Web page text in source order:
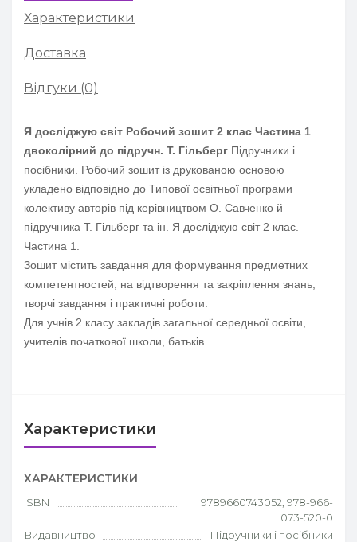
Характеристики
Доставка
Відгуки (0)
Я досліджую світ Робочий зошит 2 клас Частина 1
двоколірний до підручн. Т. Гільберг Підручники і
посібники. Робочий зошит із друкованою основою
укладено відповідно до Типової освітньої програми
колективу авторів під керівництвом О. Савченко й
підручника Т. Гільберг та ін. Я досліджую світ 2 клас.
Частина 1.
Зошит містить завдання для формування предметних
компетентностей, на відтворення та закріплення знань,
творчі завдання і практичні роботи.
Для учнів 2 класу закладів загальної середньої освіти,
учителів початкової школи, батьків.
Характеристики
ХАРАКТЕРИСТИКИ
ISBN
9789660743052, 978-966-
073-520-0
Видавництво
Підручники і посібники